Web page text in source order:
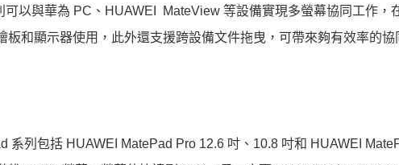
以與華為 PC、HUAWEI MateView 等設備實現多螢幕協同工作，
和顯示器使用，此外還支援跨設備文件拖曳，可帶來夠有效率的協
系列包括 HUAWEI MatePad Pro 12.6 吋、10.8 吋和 HUAWEI